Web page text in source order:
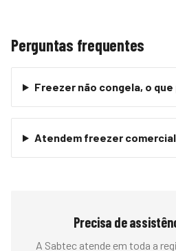
Perguntas frequentes
Freezer não congela, o
Atendem freezer
Precisa de
A Sabtec atende em toda a